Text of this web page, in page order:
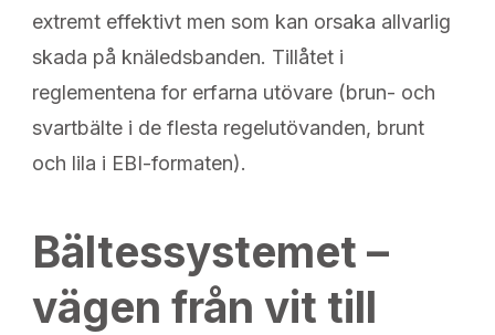
extremt effektivt men som kan orsaka allvarlig
skada på knäledsbanden. Tillåtet i
reglementena for erfarna utövare (brun- och
svartbälte i de flesta regelutövanden, brunt
och lila i EBI-formaten).
Bältessystemet –
vägen från vit till